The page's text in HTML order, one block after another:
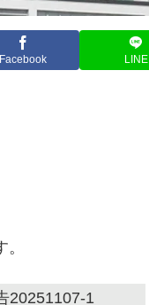
Facebook LINE